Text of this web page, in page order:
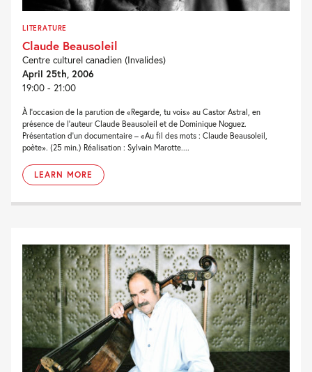
LITERATURE
Claude Beausoleil
Centre culturel canadien (Invalides)
April 25th, 2006
19:00 - 21:00
À l’occasion de la parution de «Regarde, tu vois» au Castor Astral, en
présence de l’auteur Claude Beausoleil et de Dominique Noguez.
Présentation d’un documentaire – «Au fil des mots : Claude Beausoleil,
poète». (25 min.) Réalisation : Sylvain Marotte....
LEARN MORE